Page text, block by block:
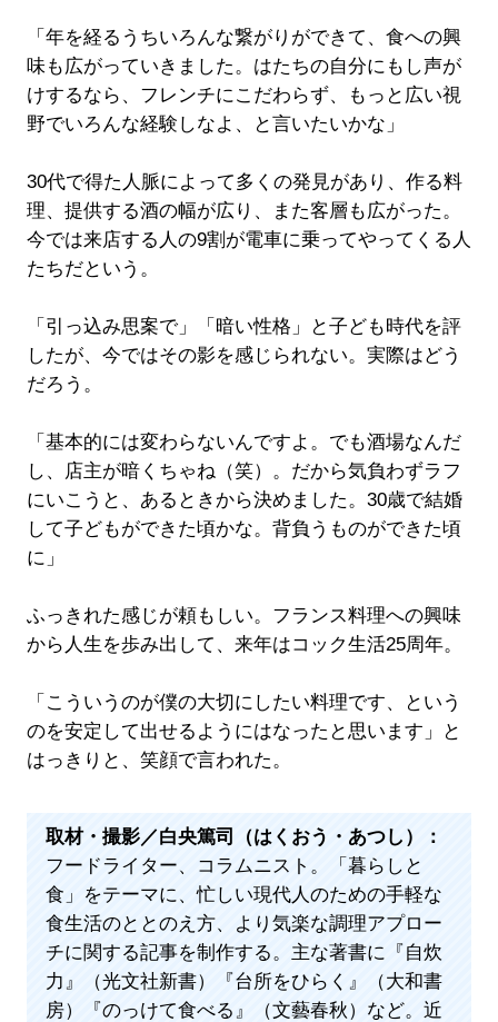
「年を経るうちいろんな繋がりができて、食への興
味も広がっていきました。はたちの自分にもし声が
けするなら、フレンチにこだわらず、もっと広い視
野でいろんな経験しなよ、と言いたいかな」
30代で得た人脈によって多くの発見があり、作る料
理、提供する酒の幅が広り、また客層も広がった。
今では来店する人の9割が電車に乗ってやってくる人
たちだという。
「引っ込み思案で」「暗い性格」と子ども時代を評
したが、今ではその影を感じられない。実際はどう
だろう。
「基本的には変わらないんですよ。でも酒場なんだ
し、店主が暗くちゃね（笑）。だから気負わずラフ
にいこうと、あるときから決めました。30歳で結婚
して子どもができた頃かな。背負うものができた頃
に」
ふっきれた感じが頼もしい。フランス料理への興味
から人生を歩み出して、来年はコック生活25周年。
「こういうのが僕の大切にしたい料理です、という
のを安定して出せるようにはなったと思います」と
はっきりと、笑顔で言われた。
取材・撮影／白央篤司（はくおう・あつし）：
フードライター、コラムニスト。「暮らしと
食」をテーマに、忙しい現代人のための手軽な
食生活のととのえ方、より気楽な調理アプロー
チに関する記事を制作する。主な著書に『自炊
力』（光文社新書）『台所をひらく』（大和書
房）『のっけて食べる』（文藝春秋）など。近